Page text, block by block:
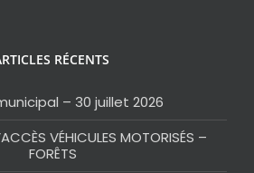
RÉCENTS
– 30 juillet 2026
VÉHICULES MOTORISÉS –
FORÊTS